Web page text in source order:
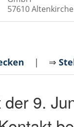
57610
| ⇒
9.